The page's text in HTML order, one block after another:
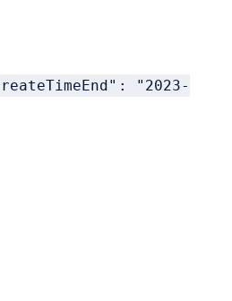
"2023-